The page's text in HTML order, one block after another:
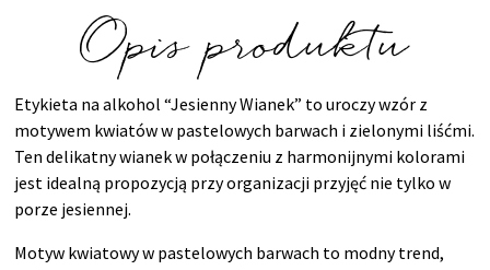
Opis produktu
Etykieta na alkohol “Jesienny Wianek” to uroczy wzór z
motywem kwiatów w pastelowych barwach i zielonymi liśćmi.
Ten delikatny wianek w połączeniu z harmonijnymi kolorami
jest idealną propozycją przy organizacji przyjęć nie tylko w
porze jesiennej.
Motyw kwiatowy w pastelowych barwach to modny trend,